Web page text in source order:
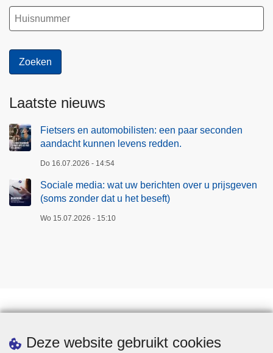
Deze website gebruikt cookies
Laatste nieuws
Fietsers en automobilisten: een paar seconden
aandacht kunnen levens redden.
Do 16.07.2026 - 14:54
Sociale media: wat uw berichten over u prijsgeven
(soms zonder dat u het beseft)
Wo 15.07.2026 - 15:10
Downloads